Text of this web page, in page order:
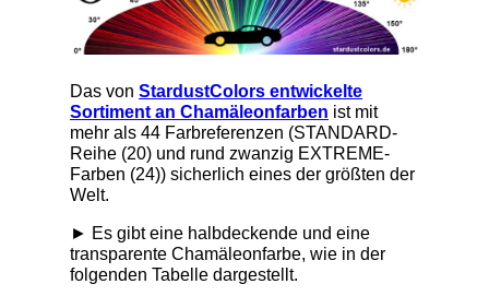
Das von StardustColors entwickelte
Sortiment an Chamäleonfarben ist mit
mehr als 44 Farbreferenzen (STANDARD-
Reihe (20) und rund zwanzig EXTREME-
Farben (24)) sicherlich eines der größten der
Welt.
► Es gibt eine halbdeckende und eine
transparente Chamäleonfarbe, wie in der
folgenden Tabelle dargestellt.